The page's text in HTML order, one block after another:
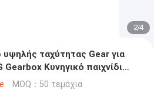
2/4
ταχύτητας Gear για
Κυνηγικό παιχνίδι
MOQ：50 τεμάχια